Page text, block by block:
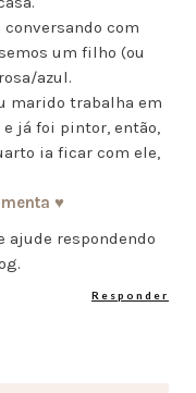
com
um filho (ou
azul.
marido trabalha em
já foi pintor, então,
ia ficar com ele,
♥
ajude respondendo
Responder